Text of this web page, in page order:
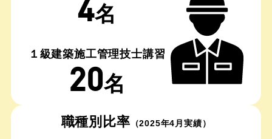
4名
１級建築施工管理技士講習
20名
職種別比率 （2025年4月実績）